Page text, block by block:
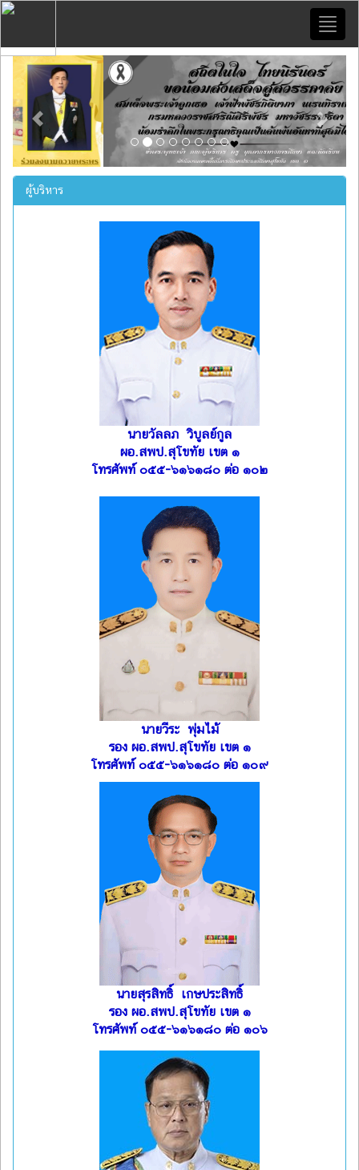
Previous Next
ผู้บริหาร
นายวัลลภ วิบูลย์กูล
ผอ.สพป.สุโขทัย เขต ๑
โทรศัพท์ ๐๕๕-๖๑๖๑๘๐ ต่อ ๑๐๒
นายวีระ พุ่มไม้
รอง ผอ.สพป.สุโขทัย เขต ๑
โทรศัพท์ ๐๕๕-๖๑๖๑๘๐ ต่อ ๑๐๙
นายสุรสิทธิ์ เกษประสิทธิ์
รอง ผอ.สพป.สุโขทัย เขต ๑
โทรศัพท์ ๐๕๕-๖๑๖๑๘๐ ต่อ ๑๐๖